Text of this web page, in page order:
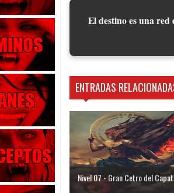
El destino es una
ENTRADAS
Nivel 07 - Gran Cetro del